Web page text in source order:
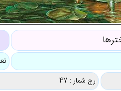
رج شمار : 47